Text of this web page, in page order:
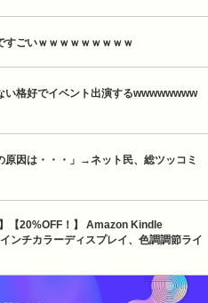
すごいｗｗｗｗｗｗｗｗｗ
い格好でイベント出演するwwwwwwww
原因は・・・」→ネット民、総ツッコミ
【20%OFF！】 Amazon Kindle
ンチカラーディスプレイ、色調調節ライ